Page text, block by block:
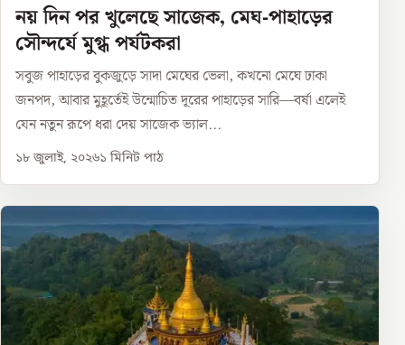
নয় দিন পর খুলেছে সাজেক, মেঘ-পাহাড়ের
সৌন্দর্যে মুগ্ধ পর্যটকরা
সবুজ পাহাড়ের বুকজুড়ে সাদা মেঘের ভেলা, কখনো মেঘে ঢাকা
জনপদ, আবার মুহূর্তেই উন্মোচিত দূরের পাহাড়ের সারি—বর্ষা এলেই
যেন নতুন রূপে ধরা দেয় সাজেক ভ্যাল...
১৮ জুলাই, ২০২৬১ মিনিট পাঠ